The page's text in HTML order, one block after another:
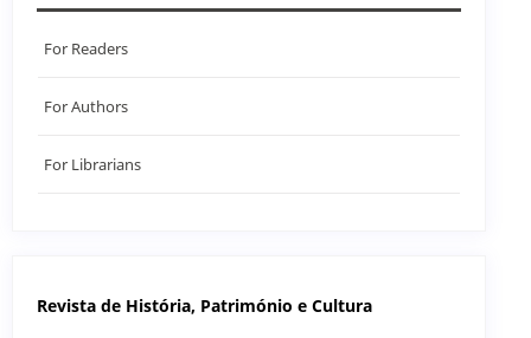
For Readers
For Authors
For Librarians
Revista de História, Património e Cultura